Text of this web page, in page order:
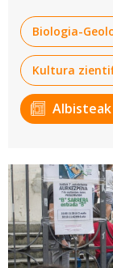
Biologia-
Kultura
Albisteak